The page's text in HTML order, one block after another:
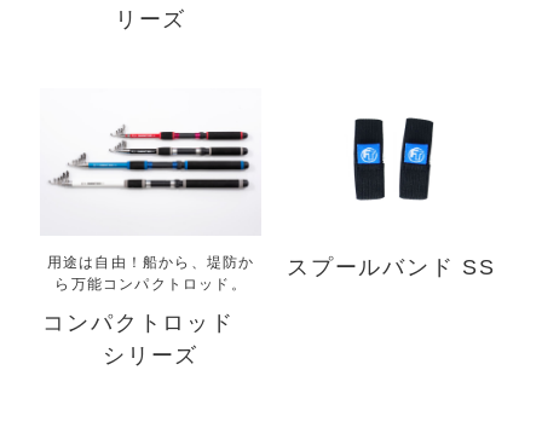
リーズ
用途は自由！船から、堤防か
ら万能コンパクトロッド。
コンパクトロッド
シリーズ
スプールバンド SS